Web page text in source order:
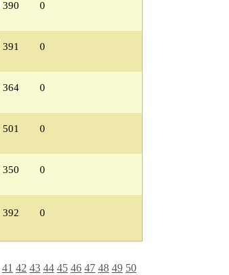
390 0
391 0
364 0
501 0
350 0
392 0
41 42 43 44 45 46 47 48 49 50